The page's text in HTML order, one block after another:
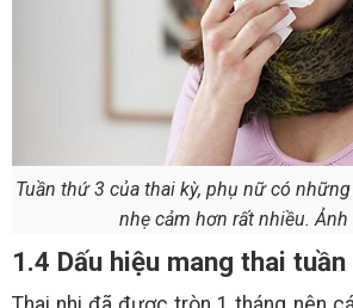
Tuần thứ 3 của thai kỳ, phụ nữ có
nhẹ cảm hơn rất nhiều. Ảnh
1.4 Dấu hiệu mang thai tuần